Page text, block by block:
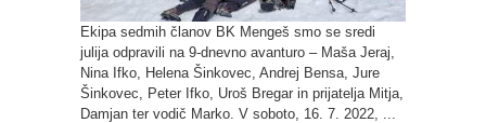
Ekipa sedmih članov BK Mengeš smo se sredi
julija odpravili na 9-dnevno avanturo – Maša Jeraj,
Nina Ifko, Helena Šinkovec, Andrej Bensa, Jure
Šinkovec, Peter Ifko, Uroš Bregar in prijatelja Mitja,
Damjan ter vodič Marko. V soboto, 16. 7. 2022, ...